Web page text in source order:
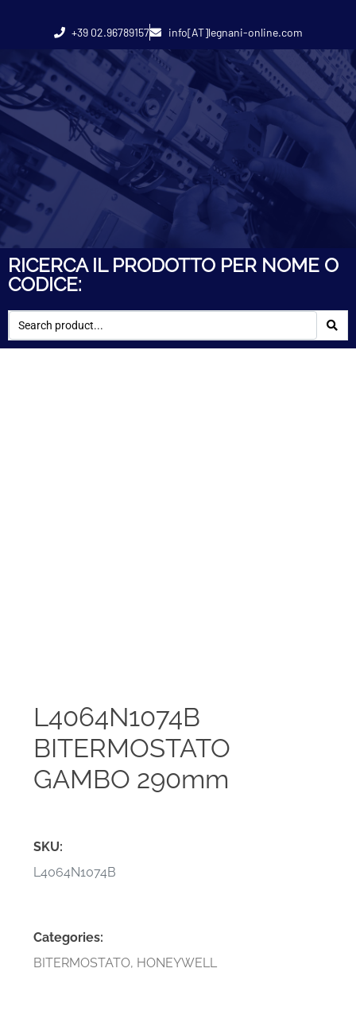
+39 02.96789157 info[AT]legnani-online.com
RICERCA IL PRODOTTO PER NOME O
CODICE:
L4064N1074B
BITERMOSTATO
GAMBO 290mm
SKU:
L4064N1074B
Categories:
BITERMOSTATO, HONEYWELL